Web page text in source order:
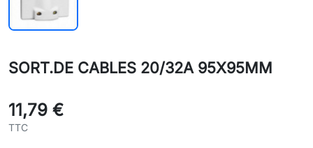
SORT.DE CABLES 20/32A 95X95MM
11,79 €
TTC